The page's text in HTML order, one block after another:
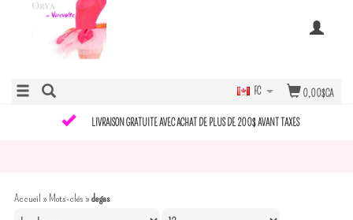
0,00$CA
FC
LIVRAISON GRATUITE AVEC ACHAT DE PLUS DE 200$ AVANT TAXES
Accueil »Mots-clés »degas